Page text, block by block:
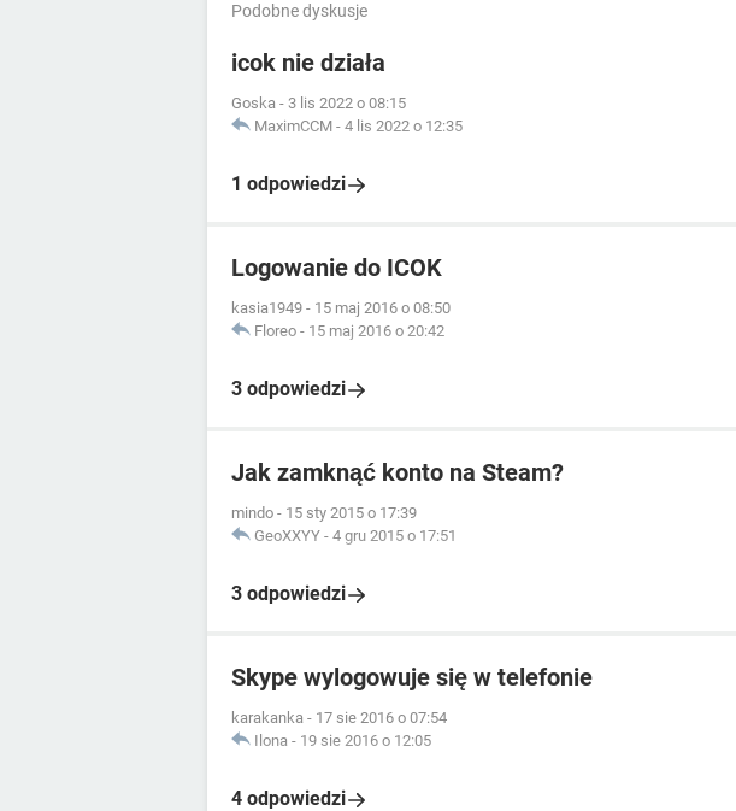
Podobne dyskusje
icok nie działa
Goska - 3 lis 2022 o 08:15
MaximCCM - 4 lis 2022 o 12:35
1 odpowiedzi
Logowanie do ICOK
kasia1949 - 15 maj 2016 o 08:50
Floreo - 15 maj 2016 o 20:42
3 odpowiedzi
Jak zamknąć konto na Steam?
mindo - 15 sty 2015 o 17:39
GeoXXYY - 4 gru 2015 o 17:51
3 odpowiedzi
Skype wylogowuje się w telefonie
karakanka - 17 sie 2016 o 07:54
Ilona - 19 sie 2016 o 12:05
4 odpowiedzi